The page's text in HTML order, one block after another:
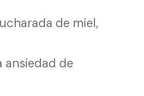
de miel,
ansiedad de